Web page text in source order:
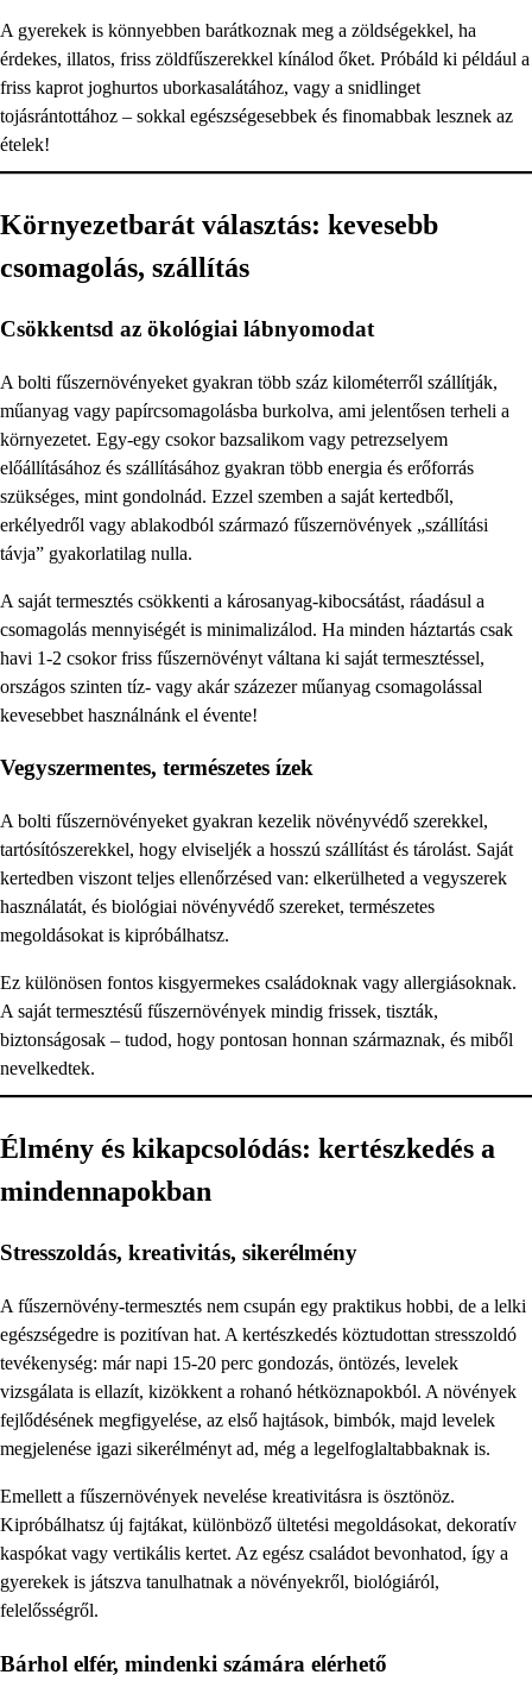
A gyerekek is könnyebben barátkoznak meg a zöldségekkel, ha
érdekes, illatos, friss zöldfűszerekkel kínálod őket. Próbáld ki például a
friss kaprot joghurtos uborkasalátához, vagy a snidlinget
tojásrántottához – sokkal egészségesebbek és finomabbak lesznek az
ételek!
Környezetbarát választás: kevesebb
csomagolás, szállítás
Csökkentsd az ökológiai lábnyomodat
A bolti fűszernövényeket gyakran több száz kilométerről szállítják,
műanyag vagy papírcsomagolásba burkolva, ami jelentősen terheli a
környezetet. Egy-egy csokor bazsalikom vagy petrezselyem
előállításához és szállításához gyakran több energia és erőforrás
szükséges, mint gondolnád. Ezzel szemben a saját kertedből,
erkélyedről vagy ablakodból származó fűszernövények „szállítási
távja” gyakorlatilag nulla.
A saját termesztés csökkenti a károsanyag-kibocsátást, ráadásul a
csomagolás mennyiségét is minimalizálod. Ha minden háztartás csak
havi 1-2 csokor friss fűszernövényt váltana ki saját termesztéssel,
országos szinten tíz- vagy akár százezer műanyag csomagolással
kevesebbet használnánk el évente!
Vegyszermentes, természetes ízek
A bolti fűszernövényeket gyakran kezelik növényvédő szerekkel,
tartósítószerekkel, hogy elviseljék a hosszú szállítást és tárolást. Saját
kertedben viszont teljes ellenőrzésed van: elkerülheted a vegyszerek
használatát, és biológiai növényvédő szereket, természetes
megoldásokat is kipróbálhatsz.
Ez különösen fontos kisgyermekes családoknak vagy allergiásoknak.
A saját termesztésű fűszernövények mindig frissek, tiszták,
biztonságosak – tudod, hogy pontosan honnan származnak, és miből
nevelkedtek.
Élmény és kikapcsolódás: kertészkedés a
mindennapokban
Stresszoldás, kreativitás, sikerélmény
A fűszernövény-termesztés nem csupán egy praktikus hobbi, de a lelki
egészségedre is pozitívan hat. A kertészkedés köztudottan stresszoldó
tevékenység: már napi 15-20 perc gondozás, öntözés, levelek
vizsgálata is ellazít, kizökkent a rohanó hétköznapokból. A növények
fejlődésének megfigyelése, az első hajtások, bimbók, majd levelek
megjelenése igazi sikerélményt ad, még a legelfoglaltabbaknak is.
Emellett a fűszernövények nevelése kreativitásra is ösztönöz.
Kipróbálhatsz új fajtákat, különböző ültetési megoldásokat, dekoratív
kaspókat vagy vertikális kertet. Az egész családot bevonhatod, így a
gyerekek is játszva tanulhatnak a növényekről, biológiáról,
felelősségről.
Bárhol elfér, mindenki számára elérhető